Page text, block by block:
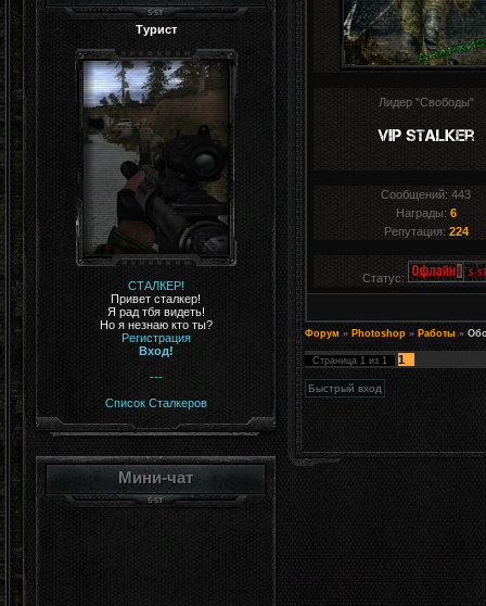
Турист
СТАЛКЕР!
Привет сталкер!
Я рад тбя видеть!
Но я незнаю кто ты?
Регистрация
Вход!
---
Список Сталкеров
Мини-чат
Лидер "Свободы"
Сообщений: 443
Награды: 6
Репутация: 224
Статус:
Форум » Photoshop » Работы »
Страница 1 из 1 1